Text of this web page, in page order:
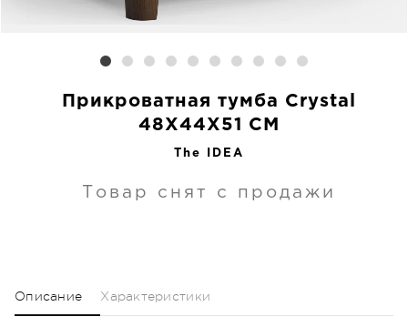
Прикроватная тумба Crystal
48X44X51 CM
The IDEA
Товар снят с продажи
Описание Характеристики